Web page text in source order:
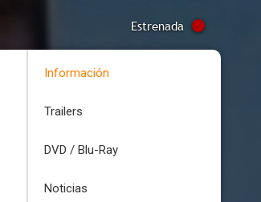
Estrenada
Información
Trailers
DVD / Blu-Ray
Noticias